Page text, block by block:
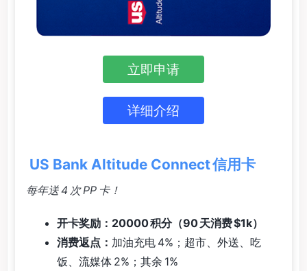
立即申请
详细介绍
US Bank Altitude Connect 信用卡
每年送 4 次 PP 卡！
开卡奖励：20000 积分（90 天消费 $1k）
消费返点： 加油充电 4%；超市、外送、吃
饭、流媒体 2%；其余 1%